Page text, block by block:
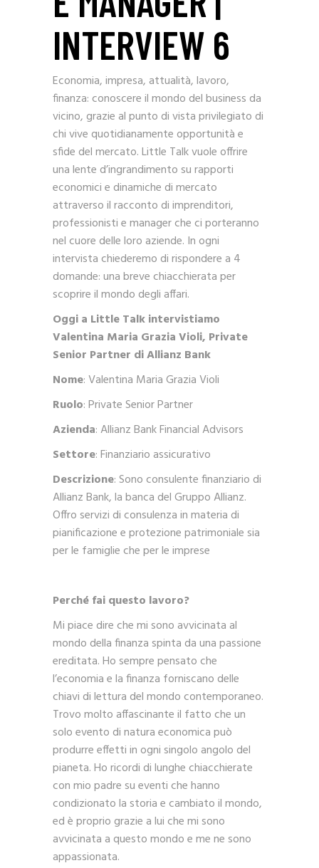
INTERVIEW 6
Economia, impresa, attualità, lavoro,
finanza: conoscere il mondo del business da
vicino, grazie al punto di vista privilegiato di
chi vive quotidianamente opportunità e
sfide del mercato. Little Talk vuole offrire
una lente d’ingrandimento su rapporti
economici e dinamiche di mercato
attraverso il racconto di imprenditori,
professionisti e manager che ci porteranno
nel cuore delle loro aziende. In ogni
intervista chiederemo di rispondere a 4
domande: una breve chiacchierata per
scoprire il mondo degli affari.
Oggi a Little Talk intervistiamo
Valentina Maria Grazia Violi, Private
Senior Partner di Allianz Bank
Nome: Valentina Maria Grazia Violi
Ruolo: Private Senior Partner
Azienda: Allianz Bank Financial Advisors
Settore: Finanziario assicurativo
Descrizione: Sono consulente finanziario di
Allianz Bank, la banca del Gruppo Allianz.
Offro servizi di consulenza in materia di
pianificazione e protezione patrimoniale sia
per le famiglie che per le imprese
Perché fai questo lavoro?
Mi piace dire che mi sono avvicinata al
mondo della finanza spinta da una passione
ereditata. Ho sempre pensato che
l’economia e la finanza forniscano delle
chiavi di lettura del mondo contemporaneo.
Trovo molto affascinante il fatto che un
solo evento di natura economica può
produrre effetti in ogni singolo angolo del
pianeta. Ho ricordi di lunghe chiacchierate
con mio padre su eventi che hanno
condizionato la storia e cambiato il mondo,
ed è proprio grazie a lui che mi sono
avvicinata a questo mondo e me ne sono
appassionata.